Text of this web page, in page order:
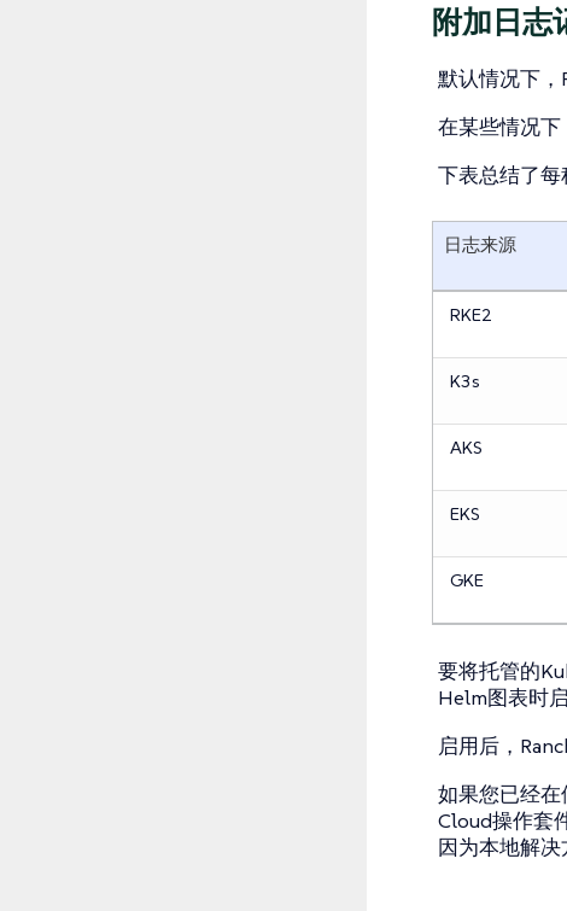
附加日志
默认情况下，
在某些情况下
下表总结了每
日志来源
RKE2
K3s
AKS
EKS
GKE
要将托管的
Helm图表时
启用后，
如果您已经
Cloud操作套
因为本地解决